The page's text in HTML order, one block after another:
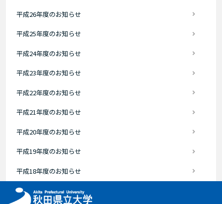
平成26年度のお知らせ
平成25年度のお知らせ
平成24年度のお知らせ
平成23年度のお知らせ
平成22年度のお知らせ
平成21年度のお知らせ
平成20年度のお知らせ
平成19年度のお知らせ
平成18年度のお知らせ